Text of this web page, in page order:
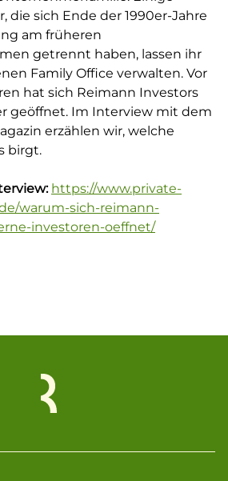
die sich Ende der 1990er-Jahre
am früheren
getrennt haben, lassen ihr
Family Office verwalten. Vor
hat sich Reimann Investors
geöffnet. Im Interview mit dem
erzählen wir, welche
birgt.
https://www.private-
warum-sich-reimann-
investoren-oeffnet/